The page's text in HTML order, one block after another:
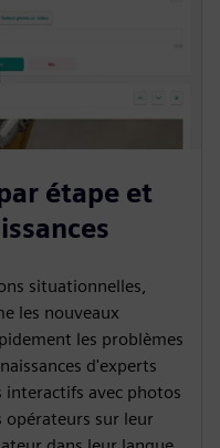
étape et
situationnelles,
les nouveaux
les problèmes
d'experts
interactifs avec photos
opérateurs sur leur